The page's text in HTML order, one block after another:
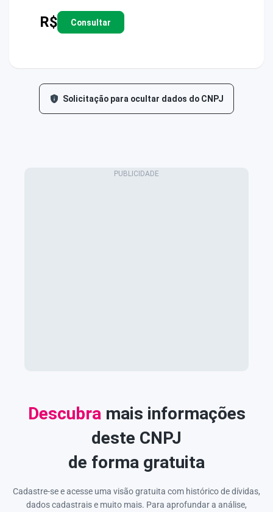
R$ Consultar
Solicitação para ocultar dados do CNPJ
Descubra mais informações
deste CNPJ
de forma gratuita
Cadastre-se e acesse uma visão gratuita com histórico de dívidas,
dados cadastrais e muito mais. Para aprofundar a análise,